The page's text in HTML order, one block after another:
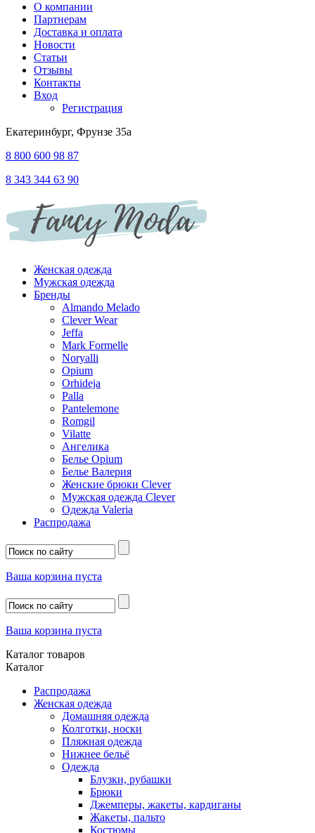
О компании
Партнерам
Доставка и оплата
Новости
Статьи
Отзывы
Контакты
Вход
Регистрация
Екатеринбург, Фрунзе 35а
8 800 600 98 87
8 343 344 63 90
Женская одежда
Мужская одежда
Бренды
Almando Melado
Clever Wear
Jeffa
Mark Formelle
Noryalli
Opium
Orhideja
Palla
Pantelemone
Romgil
Vilatte
Ангелика
Белье Opium
Белье Валерия
Женские брюки Clever
Мужская одежда Clever
Одежда Valeria
Распродажа
Ваша корзина пуста
Ваша корзина пуста
Каталог товаров
Каталог
Распродажа
Женская одежда
Домашняя одежда
Колготки, носки
Пляжная одежда
Нижнее бельё
Одежда
Блузки, рубашки
Брюки
Джемперы, жакеты, кардиганы
Жакеты, пальто
Костюмы